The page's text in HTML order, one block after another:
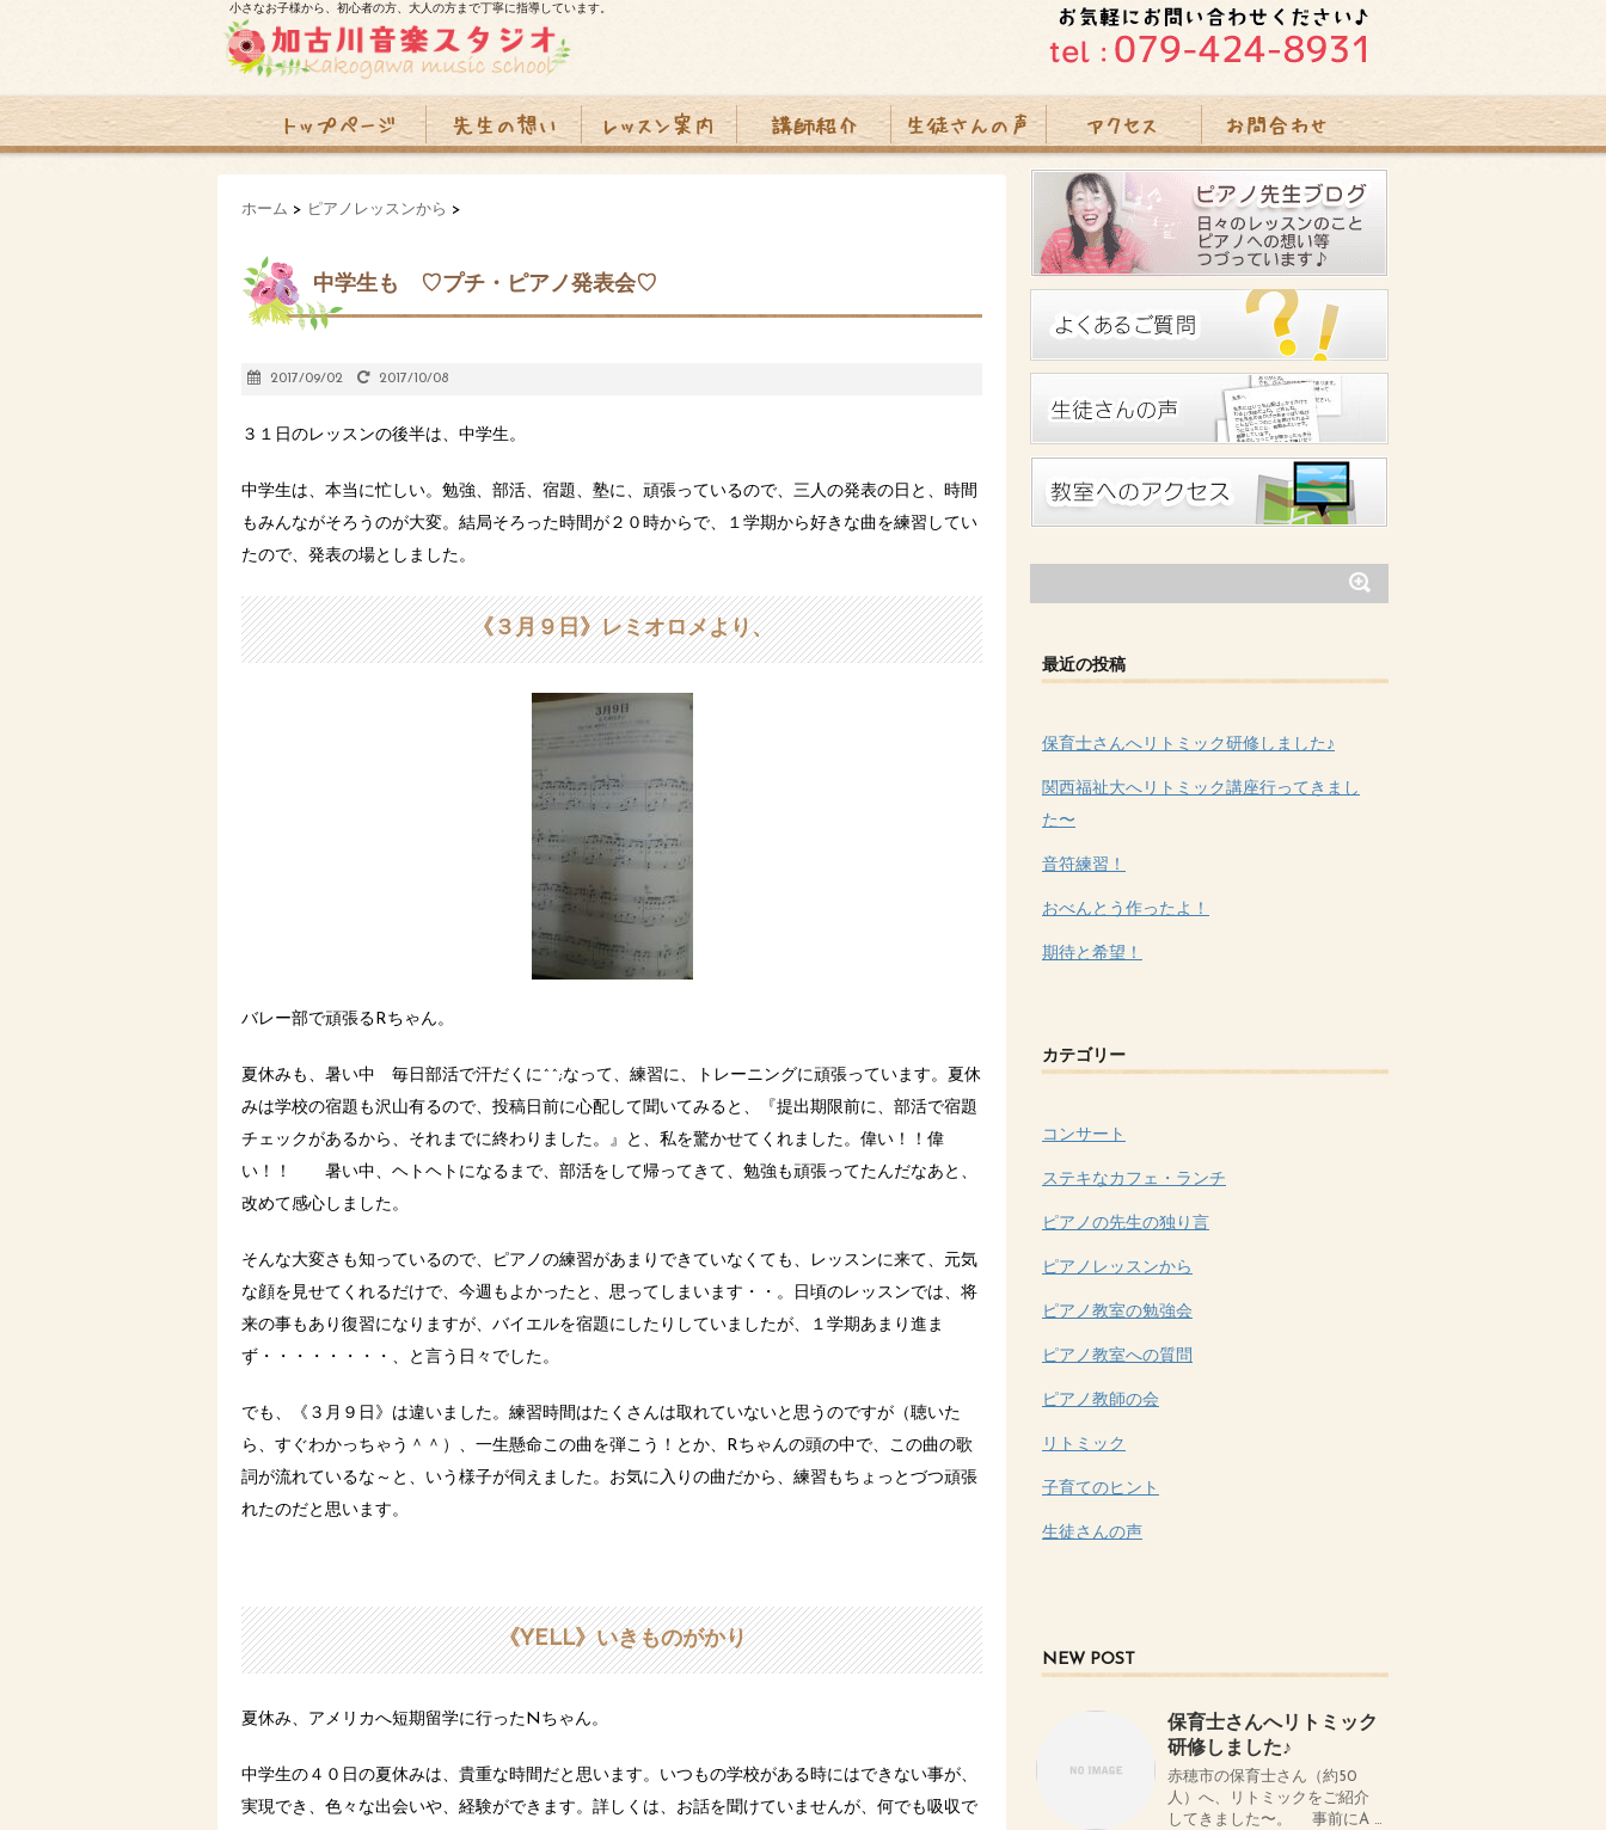
小さなお子様から、初心者の方、大人の方まで丁寧に指導しています。
ホーム > ピアノレッスンから >
中学生も ♡プチ・ピアノ発表会♡
2017/09/02 2017/10/08
３１日のレッスンの後半は、中学生。
中学生は、本当に忙しい。勉強、部活、宿題、塾に、頑張っているので、三人の発表の日と、時間
もみんながそろうのが大変。結局そろった時間が２０時からで、１学期から好きな曲を練習してい
たので、発表の場としました。
《３月９日》レミオロメより、
バレー部で頑張るRちゃん。
夏休みも、暑い中 毎日部活で汗だくに^^;なって、練習に、トレーニングに頑張っています。夏休
みは学校の宿題も沢山有るので、投稿日前に心配して聞いてみると、『提出期限前に、部活で宿題
チェックがあるから、それまでに終わりました。』と、私を驚かせてくれました。偉い！！偉
い！！ 暑い中、ヘトヘトになるまで、部活をして帰ってきて、勉強も頑張ってたんだなあと、
改めて感心しました。
そんな大変さも知っているので、ピアノの練習があまりできていなくても、レッスンに来て、元気
な顔を見せてくれるだけで、今週もよかったと、思ってしまいます・・。日頃のレッスンでは、将
来の事もあり復習になりますが、バイエルを宿題にしたりしていましたが、１学期あまり進ま
ず・・・・・・・・、と言う日々でした。
でも、《３月９日》は違いました。練習時間はたくさんは取れていないと思うのですが（聴いた
ら、すぐわかっちゃう＾＾）、一生懸命この曲を弾こう！とか、Rちゃんの頭の中で、この曲の歌
詞が流れているな～と、いう様子が伺えました。お気に入りの曲だから、練習もちょっとづつ頑張
れたのだと思います。
《YELL》いきものがかり
夏休み、アメリカへ短期留学に行ったNちゃん。
中学生の４０日の夏休みは、貴重な時間だと思います。いつもの学校がある時にはできない事が、
実現でき、色々な出会いや、経験ができます。詳しくは、お話を聞けていませんが、何でも吸収で
最近の投稿
保育士さんへリトミック研修しました♪
関西福祉大へリトミック講座行ってきまし
た〜
音符練習！
おべんとう作ったよ！
期待と希望！
カテゴリー
コンサート
ステキなカフェ・ランチ
ピアノの先生の独り言
ピアノレッスンから
ピアノ教室の勉強会
ピアノ教室への質問
ピアノ教師の会
リトミック
子育てのヒント
生徒さんの声
NEW POST
保育士さんへリトミック
研修しました♪
赤穂市の保育士さん（約50
人）へ、リトミックをご紹介
してきました〜。 事前にA …